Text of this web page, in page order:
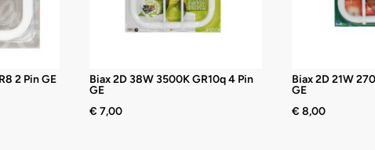
2 Pin GE
Biax 2D 38W 3500K GR10q 4 Pin
GE
€ 7,00
Biax 2D 21W
GE
€ 8,00